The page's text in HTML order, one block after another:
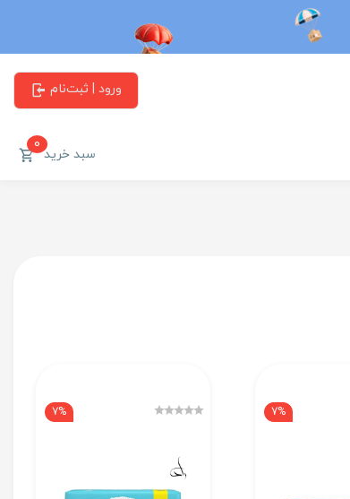
ورود | ثبت‌نام
سبد خرید0
7%
7%